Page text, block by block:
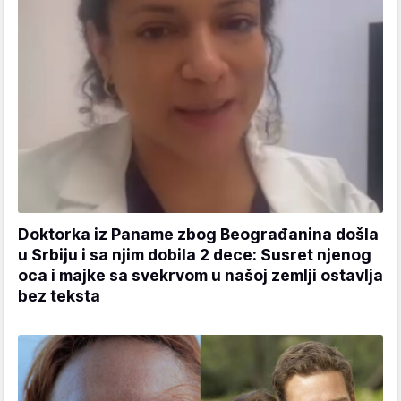
Doktorka iz Paname zbog Beograđanina došla
u Srbiju i sa njim dobila 2 dece: Susret njenog
oca i majke sa svekrvom u našoj zemlji ostavlja
bez teksta